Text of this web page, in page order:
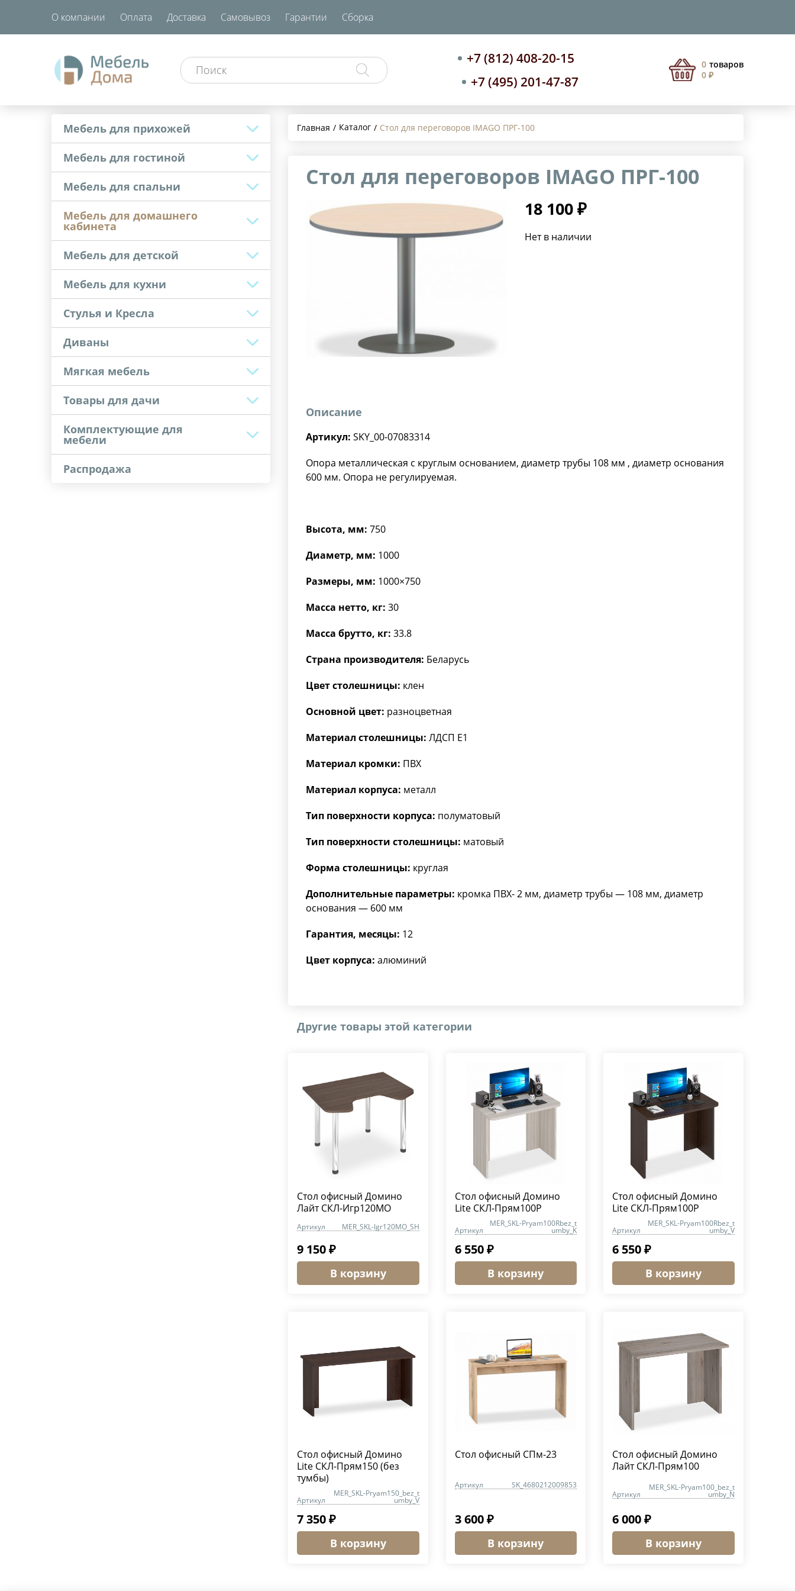
О компании Оплата Доставка Самовывоз Гарантии Сборка
+7 (812) 408-20-15
+7 (495) 201-47-87
0 товаров
0 ₽
Мебель для прихожей
Мебель для гостиной
Мебель для спальни
Мебель для домашнего
кабинета
Мебель для детской
Мебель для кухни
Стулья и Кресла
Диваны
Мягкая мебель
Товары для дачи
Комплектующие для
мебели
Распродажа
Главная Каталог Стол для переговоров IMAGO ПРГ-100
Стол для переговоров IMAGO ПРГ-100
18 100 ₽
Нет в наличии
Описание
Артикул: SKY_00-07083314
Опора металлическая с круглым основанием, диаметр трубы 108 мм , диаметр основания
600 мм. Опора не регулируемая.
Высота, мм: 750
Диаметр, мм: 1000
Размеры, мм: 1000×750
Масса нетто, кг: 30
Масса брутто, кг: 33.8
Страна производителя: Беларусь
Цвет столешницы: клен
Основной цвет: разноцветная
Материал столешницы: ЛДСП Е1
Материал кромки: ПВХ
Материал корпуса: металл
Тип поверхности корпуса: полуматовый
Тип поверхности столешницы: матовый
Форма столешницы: круглая
Дополнительные параметры: кромка ПВХ- 2 мм, диаметр трубы — 108 мм, диаметр
основания — 600 мм
Гарантия, месяцы: 12
Цвет корпуса: алюминий
Другие товары этой категории
Стол офисный Домино
Лайт СКЛ-Игр120МО
Артикул MER_SKL-Igr120MO_SH
9 150 ₽
В корзину
Стол офисный Домино
Lite СКЛ-Прям100Р
Артикул
MER_SKL-Pryam100Rbez_t
umby_K
6 550 ₽
В корзину
Стол офисный Домино
Lite СКЛ-Прям100Р
Артикул
MER_SKL-Pryam100Rbez_t
umby_V
6 550 ₽
В корзину
Стол офисный Домино
Lite СКЛ-Прям150 (без
тумбы)
Артикул
MER_SKL-Pryam150_bez_t
umby_V
7 350 ₽
В корзину
Стол офисный СПм-23
Артикул SK_4680212009853
3 600 ₽
В корзину
Стол офисный Домино
Лайт СКЛ-Прям100
Артикул
MER_SKL-Pryam100_bez_t
umby_N
6 000 ₽
В корзину